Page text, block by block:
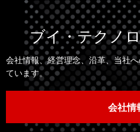
ブイ・テクノ
会社情報、経営理念、沿革、当社
ています。
会社情